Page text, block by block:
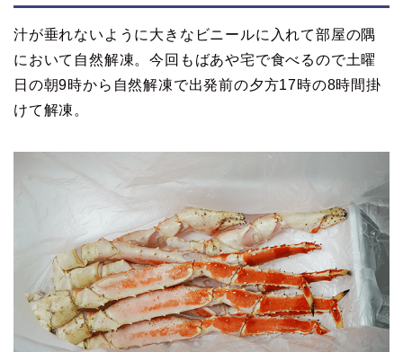
汁が垂れないように大きなビニールに入れて部屋の隅
において自然解凍。今回もばあや宅で食べるので土曜
日の朝9時から自然解凍で出発前の夕方17時の8時間掛
けて解凍。